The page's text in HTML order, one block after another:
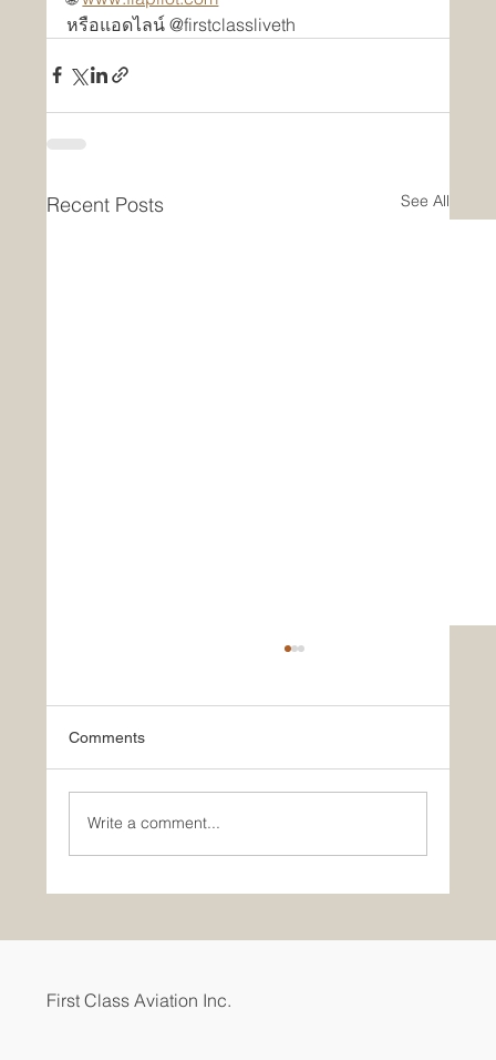
หรือแอดไลน์ @firstclassliveth
Recent Posts See All
Comments
Write a comment...
First Class Aviation Inc.